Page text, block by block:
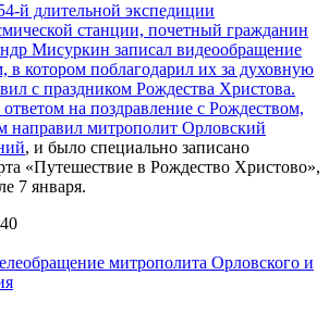
й длительной экспедиции
станции, почетный гражданин
Мисуркин записал видеообращение
в котором поблагодарил их за духовную
с праздником Рождества Христова.
ответом на поздравление с Рождеством,
направил митрополит Орловский
, и было специально записано
«Путешествие в Рождество Христово»,
7 января.